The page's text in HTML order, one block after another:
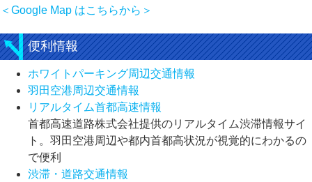
＜Google Map はこちらから＞
便利情報
ホワイトパーキング周辺交通情報
羽田空港周辺交通情報
リアルタイム首都高速情報
首都高速道路株式会社提供のリアルタイム渋滞情報サイ
ト。羽田空港周辺や都内首都高状況が視覚的にわかるの
で便利
渋滞・道路交通情報